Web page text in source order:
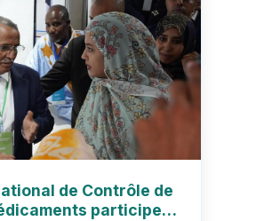
de Contrôle de
participe